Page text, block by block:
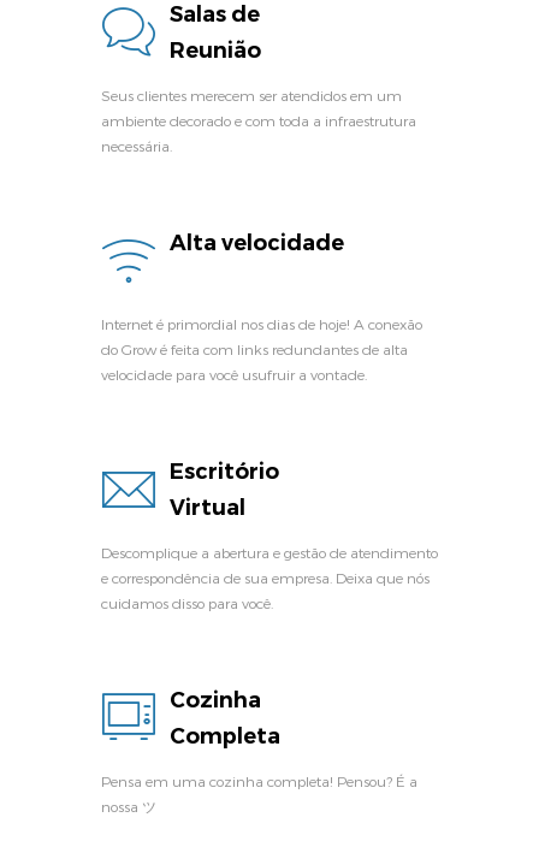
Salas de
Reunião
Seus clientes merecem ser atendidos em um
ambiente decorado e com toda a infraestrutura
necessária.
Alta velocidade
Internet é primordial nos dias de hoje! A conexão
do Grow é feita com links redundantes de alta
velocidade para você usufruir a vontade.
Escritório
Virtual
Descomplique a abertura e gestão de atendimento
e correspondência de sua empresa. Deixa que nós
cuidamos disso para você.
Cozinha
Completa
Pensa em uma cozinha completa! Pensou? É a
nossa ツ